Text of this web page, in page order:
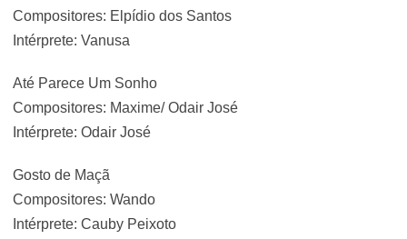
Compositores: Elpídio dos Santos
Intérprete: Vanusa
Até Parece Um Sonho
Compositores: Maxime/ Odair José
Intérprete: Odair José
Gosto de Maçã
Compositores: Wando
Intérprete: Cauby Peixoto